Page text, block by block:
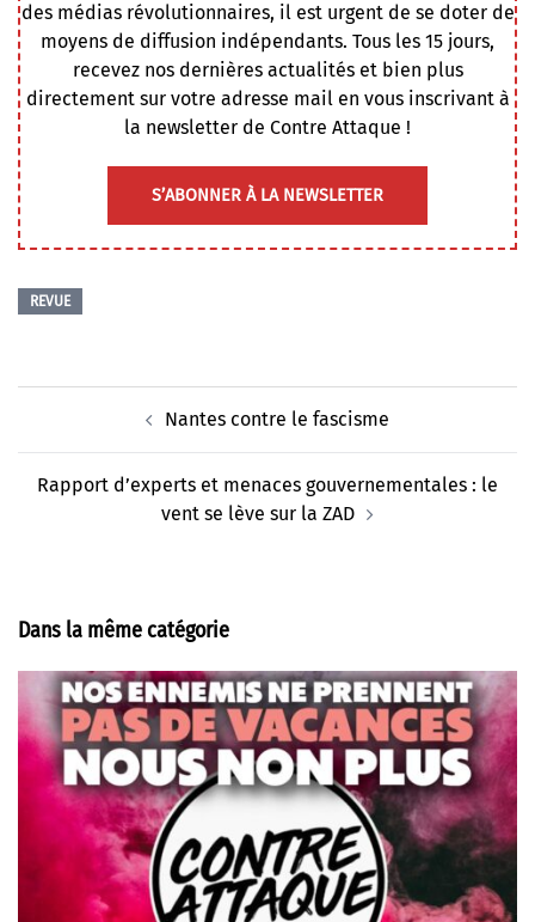
des médias révolutionnaires, il est urgent de se doter de
moyens de diffusion indépendants. Tous les 15 jours,
recevez nos dernières actualités et bien plus
directement sur votre adresse mail en vous inscrivant à
la newsletter de Contre Attaque !
S’ABONNER À LA NEWSLETTER
REVUE
Nantes contre le fascisme
Rapport d’experts et menaces gouvernementales : le
vent se lève sur la ZAD
Dans la même catégorie